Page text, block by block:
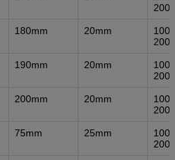
180mm 20mm
190mm 20mm
200mm 20mm
75mm 25mm